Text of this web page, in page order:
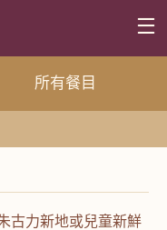
所有餐目
古力新地或兒童新鮮